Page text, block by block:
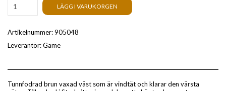
LÄGG I VARUKORGEN
Artikelnummer:905048
Leverantör:Game
Tunnfodrad brun vaxad väst som är vindtät och klarar den värsta